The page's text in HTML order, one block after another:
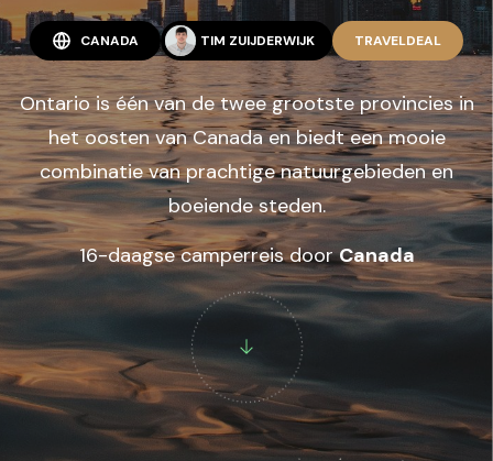
CANADA TIM ZUIJDERWIJK TRAVELDEAL
Ontario is één van de twee grootste provincies in
het oosten van Canada en biedt een mooie
combinatie van prachtige natuurgebieden en
boeiende steden.
16-daagse camperreis doorCanada